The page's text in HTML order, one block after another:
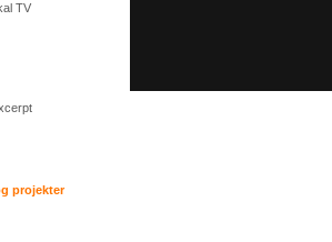
TV
projekter